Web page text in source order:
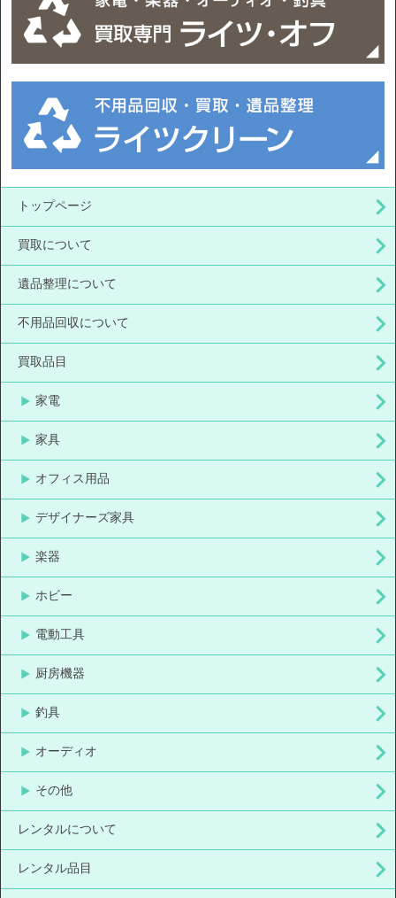
トップページ
買取について
遺品整理について
不用品回収について
買取品目
家電
家具
オフィス用品
デザイナーズ家具
楽器
ホビー
電動工具
厨房機器
釣具
オーディオ
その他
レンタルについて
レンタル品目